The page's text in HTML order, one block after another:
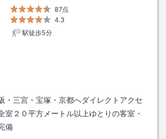
87点
4.3
駅徒歩5分
・三宮・宝塚・京都へダイレクトアクセ
室２０平方メートル以上ゆとりの客室・
備